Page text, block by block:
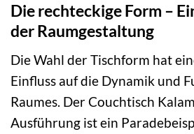
Die rechteckige Form –
der Raumgestaltung
Die Wahl der Tischform hat
Einfluss auf die Dynamik und
Raumes. Der Couchtisch
Ausführung ist ein